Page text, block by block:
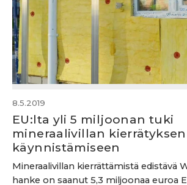
8.5.2019
EU:lta yli 5 miljoonan tuki
mineraalivillan kierrätyksen
käynnistämiseen
Mineraalivillan kierrättämistä edistävä
hanke on saanut 5,3 miljoonaa euroa